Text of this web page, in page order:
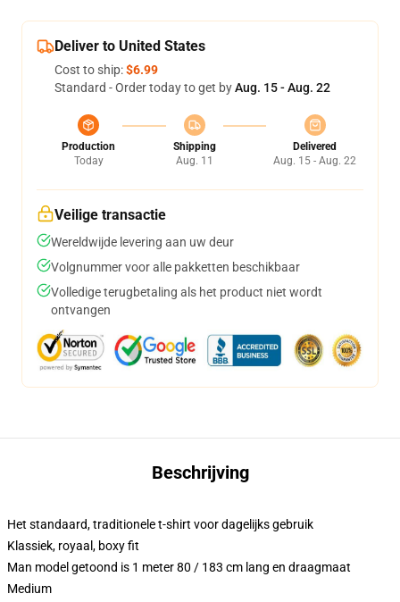
Deliver to United States
Cost to ship:$6.99
Standard - Order today to get byAug. 15 - Aug. 22
Production
Today
Shipping
Aug. 11
Delivered
Aug. 15 - Aug. 22
Veilige transactie
Wereldwijde levering aan uw deur
Volgnummer voor alle pakketten beschikbaar
Volledige terugbetaling als het product niet wordt
ontvangen
Beschrijving
Het standaard, traditionele t-shirt voor dagelijks gebruik
Klassiek, royaal, boxy fit
Man model getoond is 1 meter 80 / 183 cm lang en draagmaat
Medium